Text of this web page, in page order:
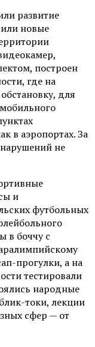
развитие
новые
построен
где на
для
в аэропортах. За
не
и
футбольных
в боччу с
прогулки, а на
тестировали
народные
токи, лекции
сфер — от